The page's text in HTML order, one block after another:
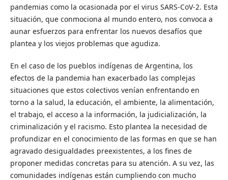
pandemias como la ocasionada por el virus SARS-CoV-2. Esta
situación, que conmociona al mundo entero, nos convoca a
aunar esfuerzos para enfrentar los nuevos desafíos que
plantea y los viejos problemas que agudiza.
En el caso de los pueblos indígenas de Argentina, los
efectos de la pandemia han exacerbado las complejas
situaciones que estos colectivos venían enfrentando en
torno a la salud, la educación, el ambiente, la alimentación,
el trabajo, el acceso a la información, la judicialización, la
criminalización y el racismo. Esto plantea la necesidad de
profundizar en el conocimiento de las formas en que se han
agravado desigualdades preexistentes, a los fines de
proponer medidas concretas para su atención. A su vez, las
comunidades indígenas están cumpliendo con mucho